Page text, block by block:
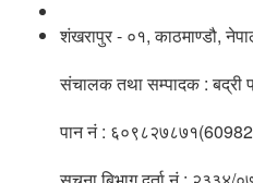
शंखरापुर - ०१, काठमाण्डौ,
संचालक तथा सम्पादक : बद्री
पान नं :